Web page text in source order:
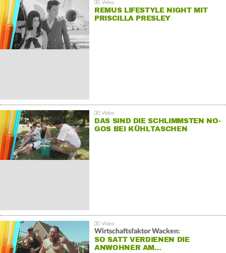
REMUS LIFESTYLE NIGHT MIT
PRISCILLA PRESLEY
DAS SIND DIE SCHLIMMSTEN NO-
GOS BEI KÜHLTASCHEN
Wirtschaftsfaktor Wacken:
SO SATT VERDIENEN DIE
ANWOHNER AM…